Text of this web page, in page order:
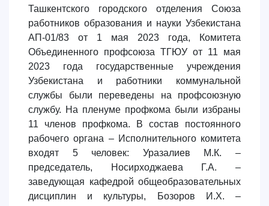
Ташкентского городского отделения Союза
работников образования и науки Узбекистана
АП-01/83 от 1 мая 2023 года, Комитета
Объединенного профсоюза ТГЮУ от 11 мая
2023 года государственные учреждения
Узбекистана и работники коммунальной
службы были переведены на профсоюзную
службу. На пленуме профкома были избраны
11 членов профкома. В состав постоянного
рабочего органа – Исполнительного комитета
входят 5 человек: Уразалиев М.К. –
председатель, Носирходжаева Г.А. –
заведующая кафедрой общеобразовательных
дисциплин и культуры, Бозоров И.X. –